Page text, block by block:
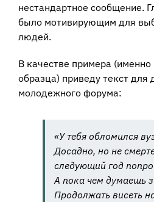
нестандартное сообщение.
было мотивирующим для
людей.
В качестве примера (именно
образца) приведу текст для
молодежного форума:
«У тебя обломился
Досадно, но не
следующий год
А пока чем думаешь
Продолжать висеть